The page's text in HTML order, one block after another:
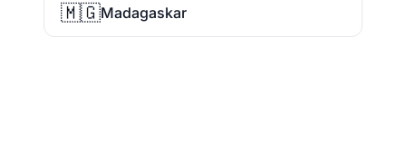
🇲🇬Madagaskar